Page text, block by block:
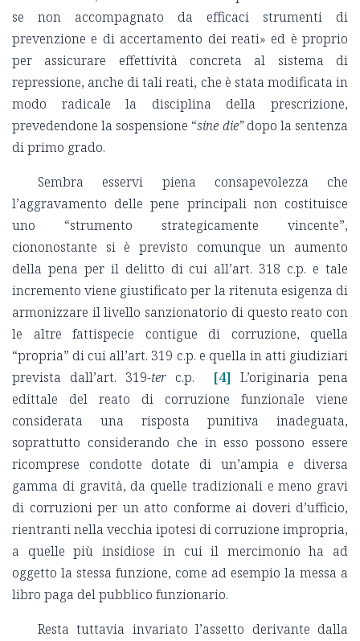
se non accompagnato da efficaci strumenti di
prevenzione e di accertamento dei reati» ed è proprio
per assicurare effettività concreta al sistema di
repressione, anche di tali reati, che è stata modificata in
modo radicale la disciplina della prescrizione,
prevedendone la sospensione “sine die”dopo la sentenza
di primo grado.
Sembra esservi piena consapevolezza che
l’aggravamento delle pene principali non costituisce
uno “strumento strategicamente vincente”,
ciononostante si è previsto comunque un aumento
della pena per il delitto di cui all’art. 318 c.p. e tale
incremento viene giustificato per la ritenuta esigenza di
armonizzare il livello sanzionatorio di questo reato con
le altre fattispecie contigue di corruzione, quella
“propria” di cui all’art. 319 c.p. e quella in atti giudiziari
prevista dall’art. 319-ter c.p. [4] L’originaria pena
edittale del reato di corruzione funzionale viene
considerata una risposta punitiva inadeguata,
soprattutto considerando che in esso possono essere
ricomprese condotte dotate di un’ampia e diversa
gamma di gravità, da quelle tradizionali e meno gravi
di corruzioni per un atto conforme ai doveri d’ufficio,
rientranti nella vecchia ipotesi di corruzione impropria,
a quelle più insidiose in cui il mercimonio ha ad
oggetto la stessa funzione, come ad esempio la messa a
libro paga del pubblico funzionario.
Resta tuttavia invariato l’assetto derivante dalla